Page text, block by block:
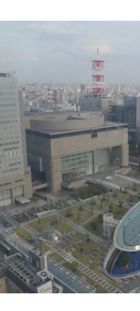
生河（Klang River）交
该机构由律师尚蒂·坎迪
私募股权投资人布拉马尔·
Vasudevan）共同创立
马来西亚非营利组织
营。
在新职位上，Yee将运用
丰富经验，负责Muara
及整体艺术发展方向。11
群展“东南亚艺术 A-Z：
Southeast Asian Art: A
公众开放。展览将汇集
纺织、装置、影像、绘画